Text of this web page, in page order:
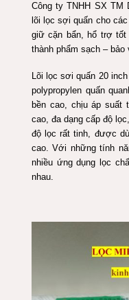
Công ty TNHH SX TM
lõi lọc sợi quấn cho
giữ cặn bẩn, hổ trợ
thành phẩm sạch –
Lõi lọc sơi quấn 20
polypropylen quấn
bền cao, chịu áp suất
cao, đa dạng cấp độ
độ lọc rất tinh, được
cao. Với những tính
nhiều ứng dụng lọc
nhau.